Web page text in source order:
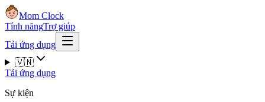
Mom Clock
Tính năngTrợ giúp
Tải ứng dụng
🇻🇳
Tải ứng dụng
Sự kiện